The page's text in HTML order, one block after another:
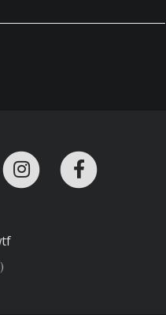
nosotros en Telegram
Instagram
)